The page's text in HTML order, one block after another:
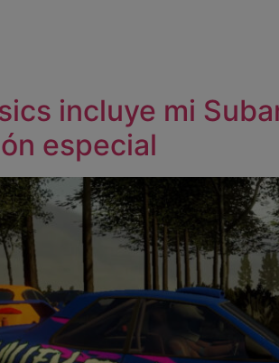
incluye mi
especial